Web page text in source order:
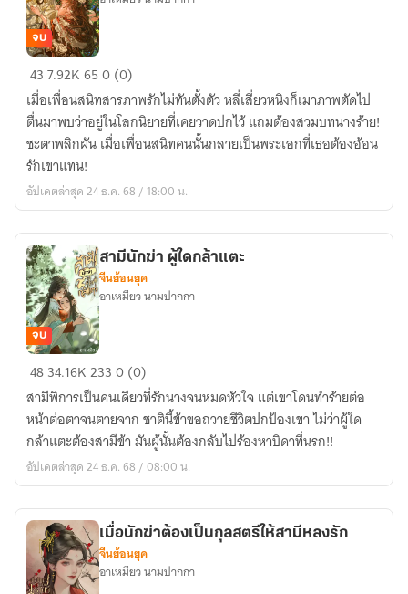
ขี้
โรค
(มีebook)
พลิก
ชะตา
นาง
ร้าย
มา
อ้อน
รัก
อี
บุ๊ค)
จบ
437.92K650 (0)
เมื่อเพื่อนสนิทสารภาพรักไม่ทันตั้งตัว หลี่เสี่ยวหนิงก็เมาภาพตัดไป
ตื่นมาพบว่าอยู่ในโลกนิยายที่เคยวาดปกไว้ แถมต้องสวมบทนางร้าย!
ชะตาพลิกผัน เมื่อเพื่อนสนิทคนนั้นกลายเป็นพระเอกที่เธอต้องอ้อน
รักเขาแทน!
อัปเดตล่าสุด 24 ธ.ค. 68 / 18:00 น.
สามี
นัก
ฆ่า
ผู้
ใด
กล้า
จบ
สามีนักฆ่า ผู้ใดกล้าแตะ
จีนย้อนยุค
อาเหมียว นามปากกา
4834.16K2330 (0)
สามีพิการเป็นคนเดียวที่รักนางจนหมดหัวใจ แต่เขาโดนทำร้ายต่อ
หน้าต่อตาจนตายจาก ชาตินี้ข้าขอถวายชีวิตปกป้องเขา ไม่ว่าผู้ใด
กล้าแตะต้องสามีข้า มันผู้นั้นต้องกลับไปร้องหาบิดาที่นรก!!
อัปเดตล่าสุด 24 ธ.ค. 68 / 08:00 น.
เมื่อนักฆ่าต้องเป็นกุลสตรีให้สามีหลงรัก
จีนย้อนยุค
อาเหมียว นามปากกา